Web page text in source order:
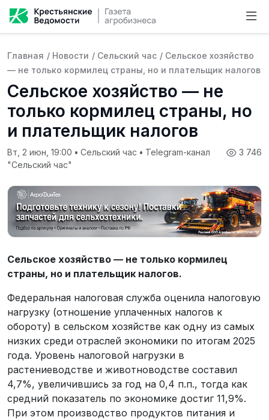
Главная / Новости / Сельский час / Сельское хозяйство
— не только кормилец страны, но и плательщик налогов
Сельское хозяйство — не
только кормилец страны, но
и плательщик налогов
3 746
Вт, 2 июн, 19:00 • Сельский час • Telegram-канал
"Сельский час"
Сельское хозяйство — не только кормилец
страны, но и плательщик налогов.
Федеральная налоговая служба оценила налоговую
нагрузку (отношение уплаченных налогов к
обороту) в сельском хозяйстве как одну из самых
низких среди отраслей экономики по итогам 2025
года. Уровень налоговой нагрузки в
растениеводстве и животноводстве составил
4,7%, увеличившись за год на 0,4 п.п., тогда как
средний показатель по экономике достиг 11,9%.
При этом производство продуктов питания и